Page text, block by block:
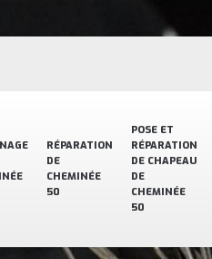
RÉPARATION
DE
CHEMINÉE
50
POSE ET
RÉPARATION
DE CHAPEAU
DE
CHEMINÉE
50